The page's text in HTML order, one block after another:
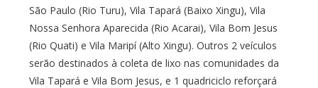
São Paulo (Rio Turu), Vila Tapará (Baixo Xingu), Vila
Nossa Senhora Aparecida (Rio Acarai), Vila Bom Jesus
(Rio Quati) e Vila Maripí (Alto Xingu). Outros 2 veículos
serão destinados à coleta de lixo nas comunidades da
Vila Tapará e Vila Bom Jesus, e 1 quadriciclo reforçará